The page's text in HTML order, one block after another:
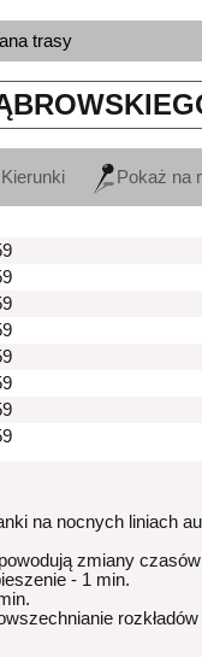
trasy
Kierunki Pokaż na
na nocnych liniach
zmiany
- 1 min.